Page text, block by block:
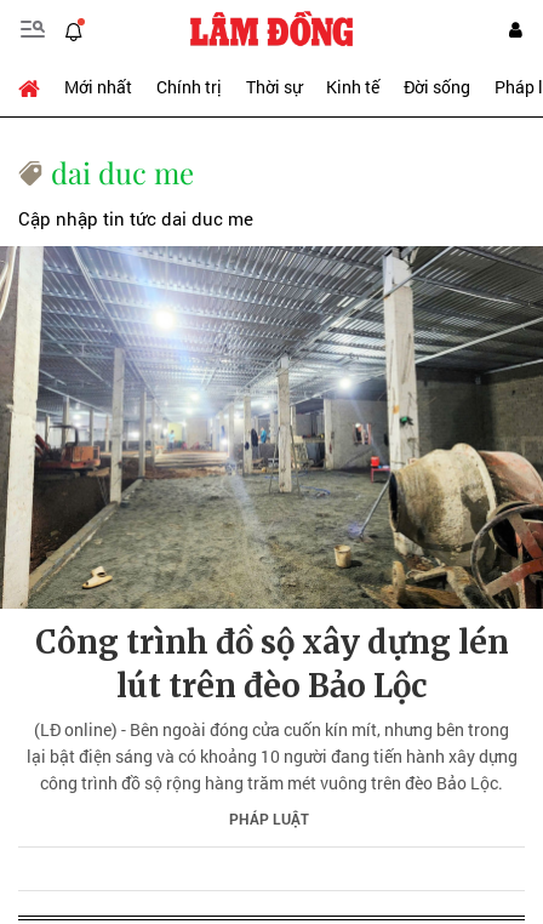
Mới nhất Chính trị Thời sự Kinh tế Đời sống Pháp
dai duc me
Cập nhập tin tức dai duc me
Công trình đồ sộ xây dựng lén
lút trên đèo Bảo Lộc
(LĐ online) - Bên ngoài đóng cửa cuốn kín mít, nhưng bên trong
lại bật điện sáng và có khoảng 10 người đang tiến hành xây dựng
công trình đồ sộ rộng hàng trăm mét vuông trên đèo Bảo Lộc.
PHÁP LUẬT